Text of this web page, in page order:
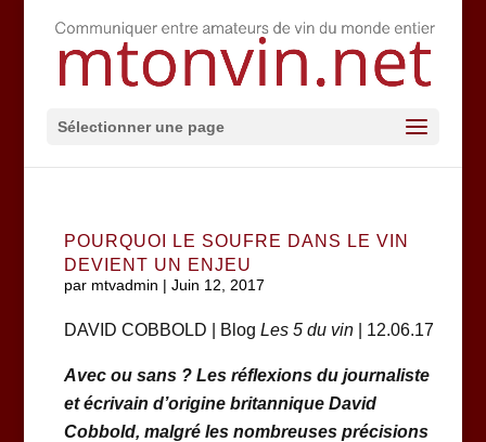
Sélectionner une page
POURQUOI LE SOUFRE DANS LE VIN
DEVIENT UN ENJEU
par mtvadmin | Juin 12, 2017
DAVID COBBOLD | Blog Les 5 du vin| 12.06.17
Avec ou sans ? Les réflexions du journaliste
et écrivain d’origine britannique David
Cobbold, malgré les nombreuses précisions